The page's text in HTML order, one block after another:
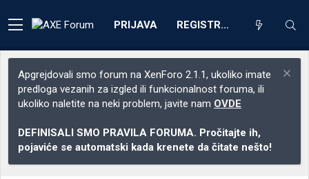
PRIJAVA REGISTRACIJA
Apgrejdovali smo forum na XenForo 2.1.1, ukoliko imate
predloga vezanih za izgled ili funkcionalnost foruma, ili
ukoliko naletite na neki problem, javite nam OVDE
DEFINISALI SMO PRAVILA FORUMA. Pročitajte ih,
pojaviće se automatski kada krenete da čitate nešto!